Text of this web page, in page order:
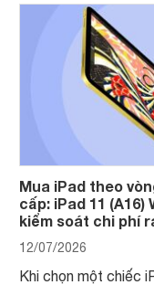
Mua iPad theo
cấp: iPad 11 (A16)
kiểm soát chi phí
12/07/2026
Khi chọn một chiếc